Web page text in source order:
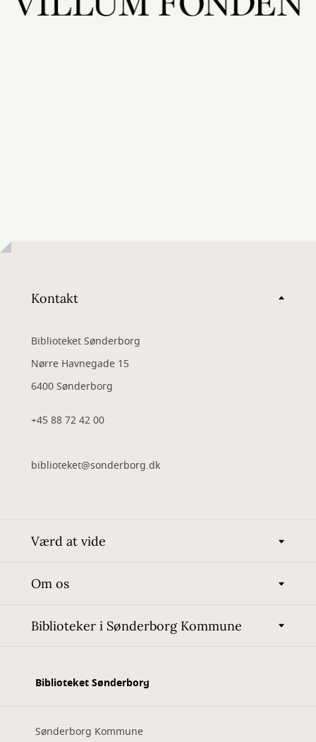
Kontakt
Biblioteket Sønderborg
Nørre Havnegade 15
6400 Sønderborg
+45 88 72 42 00
biblioteket@sonderborg.dk
Værd at vide
Om os
Biblioteker i Sønderborg Kommune
Biblioteket Sønderborg
Sønderborg Kommune